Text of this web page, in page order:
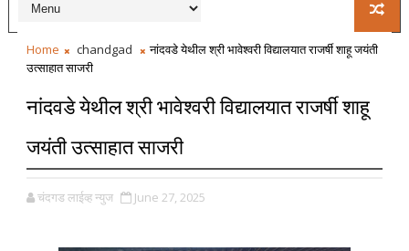
Home chandgad
नांदवडे येथील श्री भावेश्वरी विद्यालयात राजर्षी शाहू जयंती
उत्साहात साजरी
नांदवडे येथील श्री भावेश्वरी विद्यालयात राजर्षी शाहू
जयंती उत्साहात साजरी
चंदगड लाईव्ह न्युज June 27, 2025